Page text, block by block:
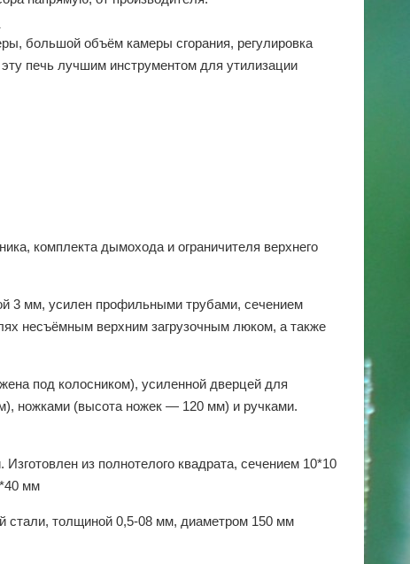
большой объём камеры сгорания, регулировка
печь лучшим инструментом для утилизации
комплекта дымохода и ограничителя верхнего
3 мм, усилен профильными трубами, сечением
несъёмным верхним загрузочным люком, а также
под колосником), усиленной дверцей для
ножками (высота ножек — 120 мм) и ручками.
из полнотелого квадрата, сечением 10*10
мм
стали, толщиной 0,5-08 мм, диаметром 150 мм